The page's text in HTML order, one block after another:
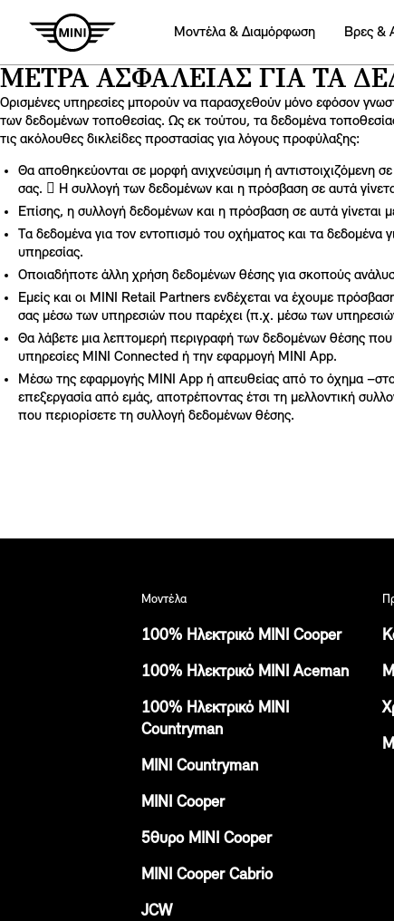
Mοντέλα & Διαμόρφωση Βρες &
ΜΈΤΡΑ ΑΣΦΑΛΕΊΑΣ ΓΙΑ ΤΑ
Ορισμένες υπηρεσίες μπορούν να παρασχεθούν μόνο εφόσον
των δεδομένων τοποθεσίας. Ως εκ τούτου, τα δεδομένα
τις ακόλουθες δικλείδες προστασίας για λόγους προφύλαξης:
Θα αποθηκεύονται σε μορφή ανιχνεύσιμη ή αντιστοιχιζόμενη
σας.  Η συλλογή των δεδομένων και η πρόσβαση σε αυτά
Επίσης, η συλλογή δεδομένων και η πρόσβαση σε αυτά
Tα δεδομένα για τον εντοπισμό του οχήματος και τα δεδομένα
υπηρεσίας.
Οποιαδήποτε άλλη χρήση δεδομένων θέσης για σκοπούς
Εμείς και οι MINI Retail Partners ενδέχεται να έχουμε
σας μέσω των υπηρεσιών που παρέχει (π.χ. μέσω των
Θα λάβετε μια λεπτομερή περιγραφή των δεδομένων θέσης που
υπηρεσίες MINI Connected ή την εφαρμογή MINI App.
Μέσω της εφαρμογής MINI App ή απευθείας από το όχημα –στο
επεξεργασία από εμάς, αποτρέποντας έτσι τη μελλοντική
που περιορίσετε τη συλλογή δεδομένων θέσης.
Μοντέλα
100% Ηλεκτρικό MINI Cooper
100% Ηλεκτρικό MINI Aceman
100% Ηλεκτρικό MINI
Countryman
ΜΙΝI Countryman
MINI Cooper
5θυρο ΜΙΝΙ Cοοper
MINI Cooper Cabrio
JCW